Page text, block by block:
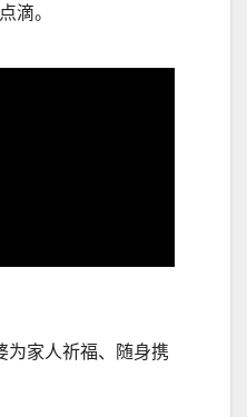
滴。
为家人祈福、随身携